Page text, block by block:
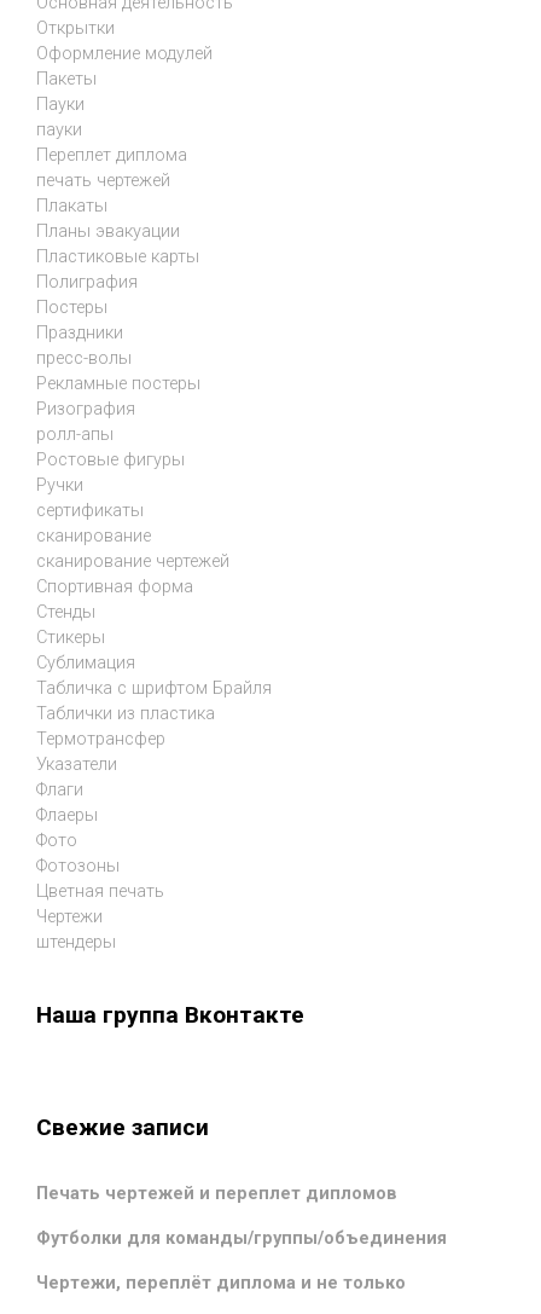
Открытки
Оформление модулей
Пакеты
Пауки
пауки
Переплет диплома
печать чертежей
Плакаты
Планы эвакуации
Пластиковые карты
Полиграфия
Постеры
Праздники
пресс-волы
Рекламные постеры
Ризография
ролл-апы
Ростовые фигуры
Ручки
сертификаты
сканирование
сканирование чертежей
Спортивная форма
Стенды
Стикеры
Сублимация
Табличка с шрифтом Брайля
Таблички из пластика
Термотрансфер
Указатели
Флаги
Флаеры
Фото
Фотозоны
Цветная печать
Чертежи
штендеры
Наша группа Вконтакте
Свежие записи
Печать чертежей и переплет дипломов
Футболки для команды/группы/объединения
Чертежи, переплёт диплома и не только